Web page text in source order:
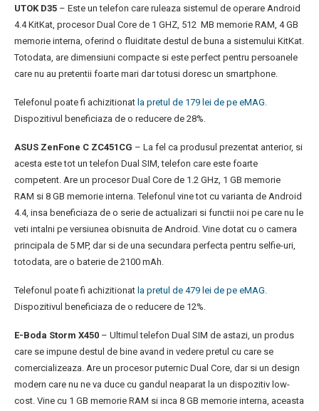
UTOK D35 – Este un telefon care ruleaza sistemul de operare Android
4.4 KitKat, procesor Dual Core de 1 GHZ, 512 MB memorie RAM, 4 GB
memorie interna, oferind o fluiditate destul de buna a sistemului KitKat.
Totodata, are dimensiuni compacte si este perfect pentru persoanele
care nu au pretentii foarte mari dar totusi doresc un smartphone.
Telefonul poate fi achizitionat la pretul de 179 lei de pe eMAG.
Dispozitivul beneficiaza de o reducere de 28%.
ASUS ZenFone C ZC451CG – La fel ca produsul prezentat anterior, si
acesta este tot un telefon Dual SIM, telefon care este foarte
competent. Are un procesor Dual Core de 1.2 GHz, 1 GB memorie
RAM si 8 GB memorie interna. Telefonul vine tot cu varianta de Android
4.4, insa beneficiaza de o serie de actualizari si functii noi pe care nu le
veti intalni pe versiunea obisnuita de Android. Vine dotat cu o camera
principala de 5 MP, dar si de una secundara perfecta pentru selfie-uri,
totodata, are o baterie de 2100 mAh.
Telefonul poate fi achizitionat la pretul de 479 lei de pe eMAG.
Dispozitivul beneficiaza de o reducere de 12%.
E-Boda Storm X450 – Ultimul telefon Dual SIM de astazi, un produs
care se impune destul de bine avand in vedere pretul cu care se
comercializeaza. Are un procesor puternic Dual Core, dar si un design
modern care nu ne va duce cu gandul neaparat la un dispozitiv low-
cost. Vine cu 1 GB memorie RAM si inca 8 GB memorie interna, aceasta